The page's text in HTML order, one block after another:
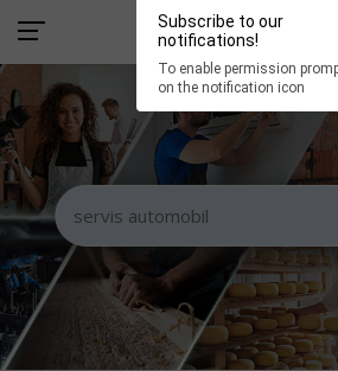
Subscribe to our
notifications!
To enable permission
on the notification icon